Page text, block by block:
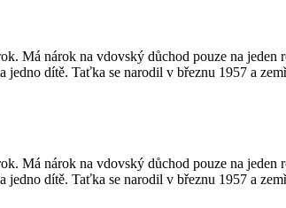
Má nárok na vdovský důchod pouze na jeden
dítě. Taťka se narodil v březnu 1957 a
Má nárok na vdovský důchod pouze na jeden
dítě. Taťka se narodil v březnu 1957 a